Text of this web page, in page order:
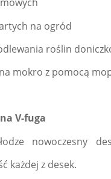
na ogród
roślin
mokro z pomocą
V-fuga
nowoczesny
każdej z desek.